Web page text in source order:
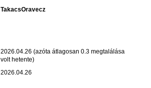
TakacsOravecz
2026.04.26 (azóta átlagosan 0.3 megtalálása
volt hetente)
2026.04.26